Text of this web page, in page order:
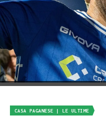
CASA PAGANESE | LE ULTIME